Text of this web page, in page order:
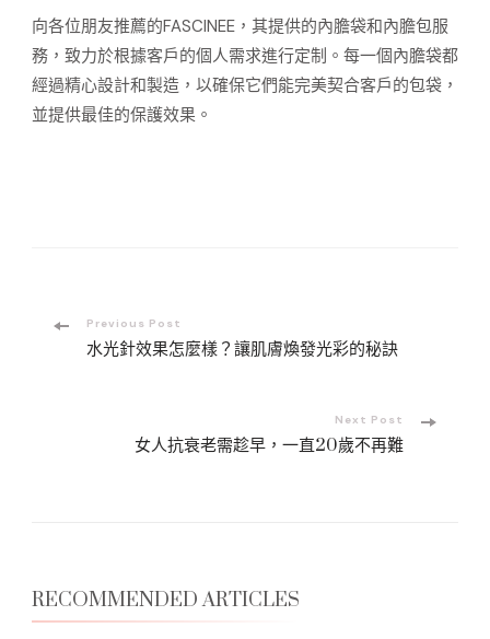
向各位朋友推薦的FASCINEE，其提供的內膽袋和內膽包服
務，致力於根據客戶的個人需求進行定制。每一個內膽袋都
經過精心設計和製造，以確保它們能完美契合客戶的包袋，
並提供最佳的保護效果。
PostPrevious Post
水光針效果怎麼樣？讓肌膚煥發光彩的秘訣
Next Post
女人抗衰老需趁早，一直20歲不再難
RECOMMENDED ARTICLES